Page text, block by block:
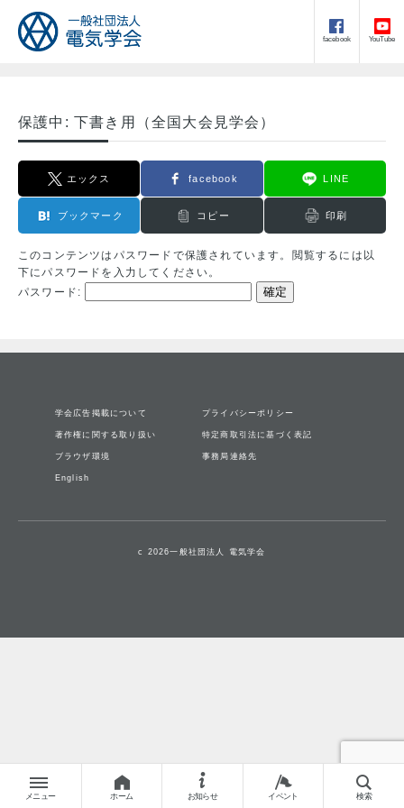
facebook YouTube
メニュー ホーム お知らせ イベント 検索
保護中: 下書き用（全国大会見学会）
エックス facebook LINE
ブックマーク コピー 印刷
このコンテンツはパスワードで保護されています。閲覧するには以
下にパスワードを入力してください。
パスワード:
学会広告掲載について プライバシーポリシー
著作権に関する取り扱い 特定商取引法に基づく表記
ブラウザ環境 事務局連絡先
English
c 2026一般社団法人 電気学会